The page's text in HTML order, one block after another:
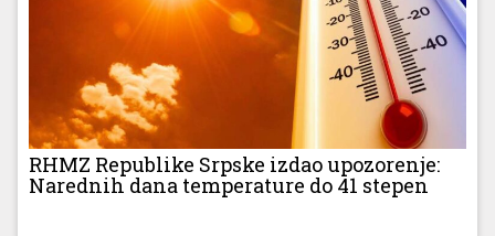
RHMZ Republike Srpske izdao upozorenje:
Narednih dana temperature do 41 stepen